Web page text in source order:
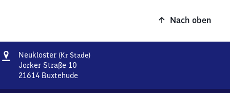
Nach oben
Adresse
Neukloster (Kr Stade)Neukloster
Jorker Straße 10
21614 Buxtehude